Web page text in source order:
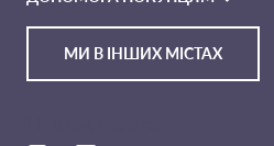
МИ В ІНШИХ МІСТАХ